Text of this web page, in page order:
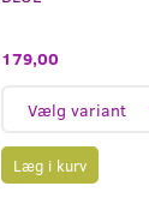
179,00
Læg i kurv